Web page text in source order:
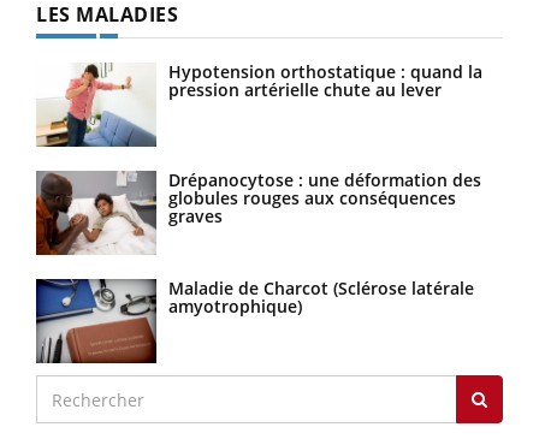
LES MALADIES
Hypotension orthostatique : quand la
pression artérielle chute au lever
Drépanocytose : une déformation des
globules rouges aux conséquences
graves
Maladie de Charcot (Sclérose latérale
amyotrophique)